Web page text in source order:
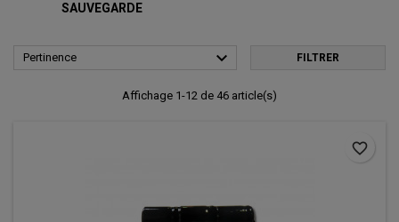
SAUVEGARDE
Pertinence  FILTRER
Affichage 1-12 de 46 article(s)
favorite_border